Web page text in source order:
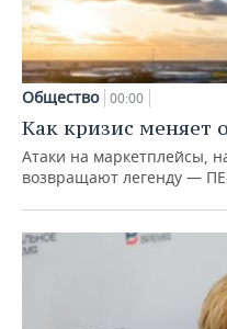
Общество 00:00
Как кризис меняет
Атаки на маркетплейсы,
возвращают легенду —